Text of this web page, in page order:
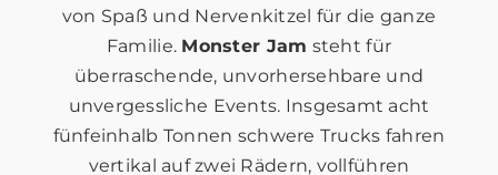
von Spaß und Nervenkitzel für die ganze
Familie. Monster Jam steht für
überraschende, unvorhersehbare und
unvergessliche Events. Insgesamt acht
fünfeinhalb Tonnen schwere Trucks fahren
vertikal auf zwei Rädern, vollführen